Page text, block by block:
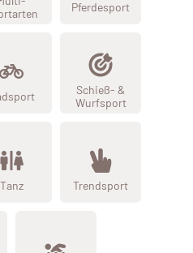
Pferdesport
Schieß- &
Wurfsport
Tanz Trendsport